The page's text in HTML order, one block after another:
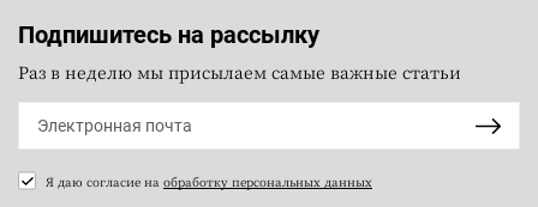
Подпишитесь на рассылку
Раз в неделю мы присылаем самые важные статьи
Я даю согласие на обработку персональных данных